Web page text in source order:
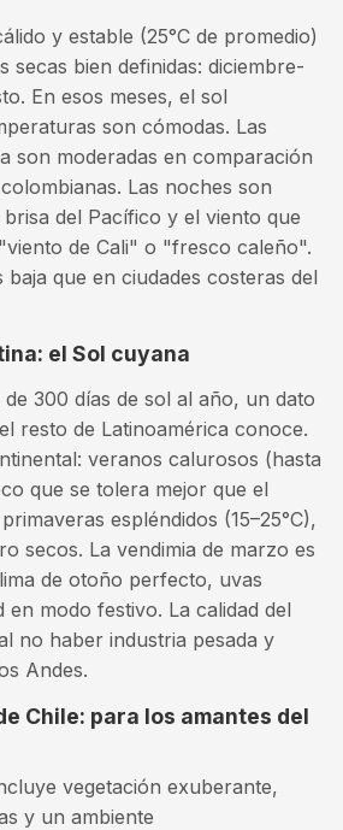
y estable (25°C de promedio)
secas bien definidas: diciembre-
En esos meses, el sol
son cómodas. Las
son moderadas en comparación
Las noches son
del Pacífico y el viento que
de Cali" o "fresco caleño".
baja que en ciudades costeras del
el Sol cuyana
300 días de sol al año, un dato
resto de Latinoamérica conoce.
veranos calurosos (hasta
que se tolera mejor que el
espléndidos (15–25°C),
secos. La vendimia de marzo es
de otoño perfecto, uvas
en modo festivo. La calidad del
no haber industria pesada y
Andes.
Chile: para los amantes del
vegetación exuberante,
y un ambiente